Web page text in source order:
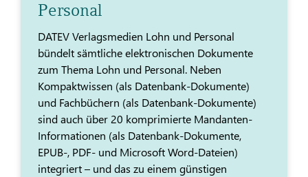
Personal
DATEV Verlagsmedien Lohn und Personal
bündelt sämtliche elektronischen Dokumente
zum Thema Lohn und Personal. Neben
Kompaktwissen (als Datenbank-Dokumente)
und Fachbüchern (als Datenbank-Dokumente)
sind auch über 20 komprimierte Mandanten-
Informationen (als Datenbank-Dokumente,
EPUB-, PDF- und Microsoft Word-Dateien)
integriert – und das zu einem günstigen